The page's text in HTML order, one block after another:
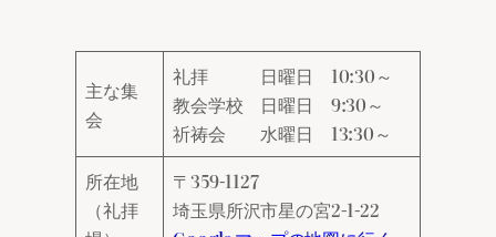
主な集
会
礼拝 日曜日 10:30～
教会学校 日曜日 9:30～
祈祷会 水曜日 13:30～
所在地
（礼拝
〒359-1127
埼玉県所沢市星の宮2-1-22